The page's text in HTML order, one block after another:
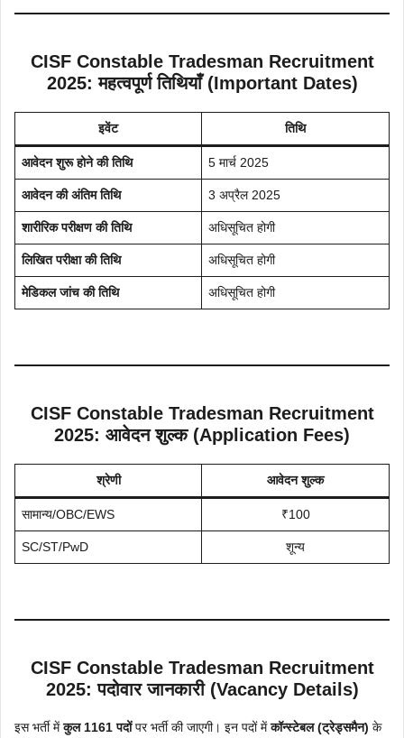
CISF Constable Tradesman Recruitment
2025: महत्वपूर्ण तिथियाँ (Important Dates)
इवेंट तिथि
आवेदन शुरू होने की तिथि 5 मार्च 2025
आवेदन की अंतिम तिथि 3 अप्रैल 2025
शारीरिक परीक्षण की तिथि अधिसूचित होगी
लिखित परीक्षा की तिथि अधिसूचित होगी
मेडिकल जांच की तिथि अधिसूचित होगी
CISF Constable Tradesman Recruitment
2025: आवेदन शुल्क (Application Fees)
श्रेणी आवेदन शुल्क
सामान्य/OBC/EWS ₹100
SC/ST/PwD शून्य
CISF Constable Tradesman Recruitment
2025: पदोवार जानकारी (Vacancy Details)
इस भर्ती मेंकुल 1161 पदोंपर भर्ती की जाएगी। इन पदों मेंकॉन्स्टेबल (ट्रेड्समैन) के